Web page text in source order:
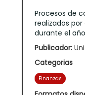
Procesos de
realizados
durante el
Publicador:
Categorias
Finanzas